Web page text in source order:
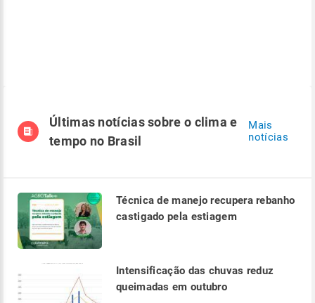
Últimas notícias sobre o clima e
tempo no Brasil
Mais
notícias
Técnica de manejo recupera rebanho
castigado pela estiagem
Intensificação das chuvas reduz
queimadas em outubro